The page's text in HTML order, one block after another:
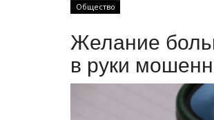
Общество
Желание
в руки